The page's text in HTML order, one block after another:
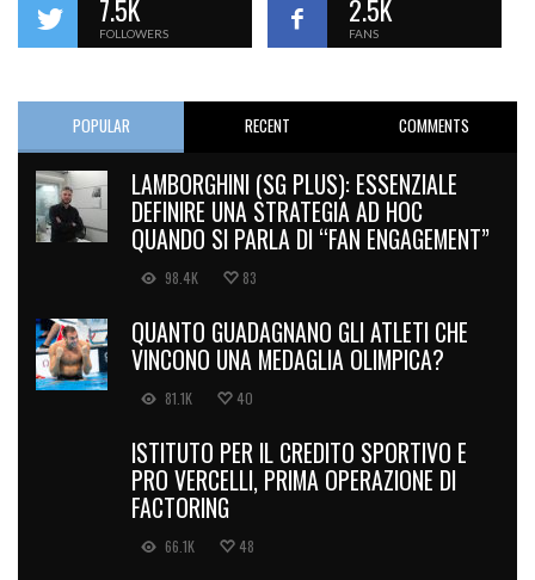
7.5K
FOLLOWERS
2.5K
FANS
POPULAR RECENT COMMENTS
LAMBORGHINI (SG PLUS): ESSENZIALE
DEFINIRE UNA STRATEGIA AD HOC
QUANDO SI PARLA DI “FAN ENGAGEMENT”
98.4K 83
QUANTO GUADAGNANO GLI ATLETI CHE
VINCONO UNA MEDAGLIA OLIMPICA?
81.1K 40
ISTITUTO PER IL CREDITO SPORTIVO E
PRO VERCELLI, PRIMA OPERAZIONE DI
FACTORING
66.1K 48